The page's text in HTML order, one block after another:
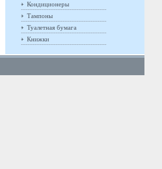
Кондиционеры
Тампоны
Туалетная бумага
Книжки